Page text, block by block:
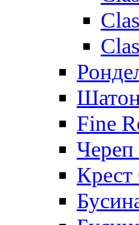
Шатон
Fine
Череп
Крест